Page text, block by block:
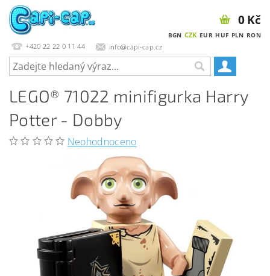
+420 22 22 0 11 44 info@capi-cap.cz
BGN CZK EUR HUF PLN RON
0 Kč
LEGO® 71022 minifigurka Harry
Potter - Dobby
Neohodnoceno